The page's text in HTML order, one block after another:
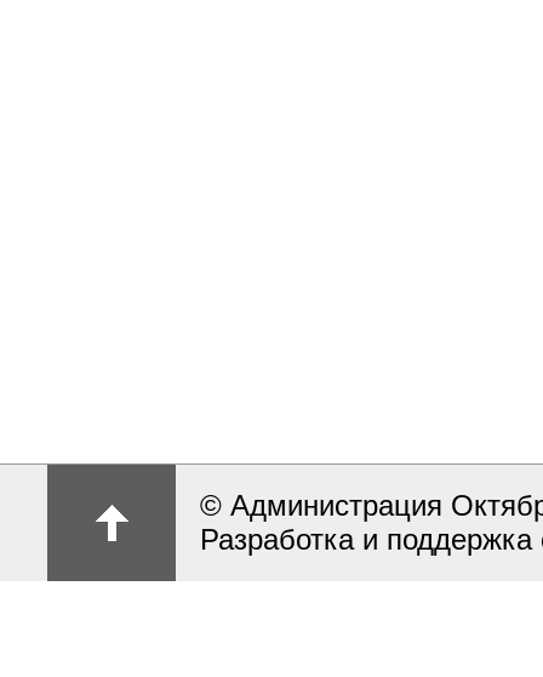
© Администрация
Разработка и поддержка